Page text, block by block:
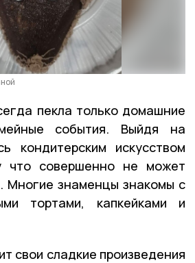
пекла только домашние
события. Выйдя на
кондитерским искусством
что совершенно не может
Многие знаменцы знакомы с
тортами, капкейками и
свои сладкие произведения